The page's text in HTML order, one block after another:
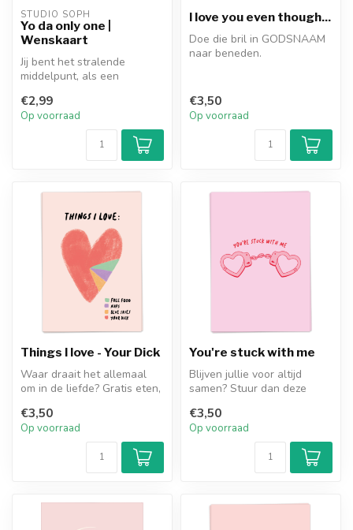
STUDIO SOPH
Yo da only one |
Wenskaart
Jij bent het stralende
middelpunt, als een
verovert...
€2,99
Op voorraad
I love you even though...
Doe die bril in GODSNAAM
naar beneden.
€3,50
Op voorraad
Things I love - Your Dick
Waar draait het allemaal
om in de liefde? Gratis eten,
€3,50
Op voorraad
You're stuck with me
Blijven jullie voor altijd
samen? Stuur dan deze
Valenti...
€3,50
Op voorraad